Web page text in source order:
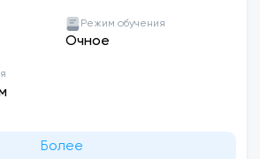
Режим обучения
Очное
Более